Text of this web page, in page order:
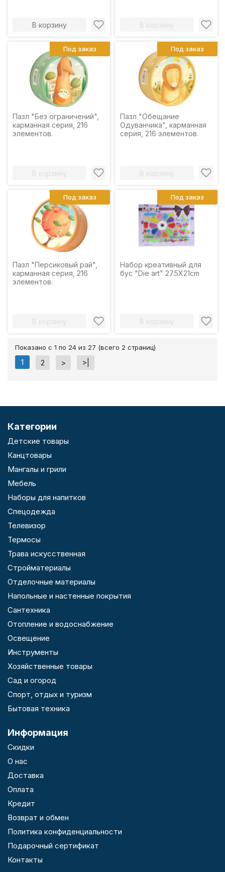
В корзину В корзину
Пазл "Без ограничений",
карманная серия, 216
элементов.
В корзину
Под заказ
Пазл "Обещание
Одуванчика", карманная
серия, 216 элементов.
В корзину
Под заказ
Пазл "Персиковый рай",
карманная серия, 216
элементов.
В корзину
Под заказ
Набор креативный для
бус "Die art" 27.5X21cm
В корзину
Под заказ
Показано с 1 по 24 из 27 (всего 2 страниц)
1 2 > >|
Категории
Детские товары
Канцтовары
Мангалы и грили
Мебель
Наборы для напитков
Спецодежда
Телевизор
Термосы
Трава искусственная
Стройматериалы
Отделочные материалы
Напольные и настенные покрытия
Сантехника
Отопление и водоснабжение
Освещение
Инструменты
Хозяйственные товары
Сад и огород
Спорт, отдых и туризм
Бытовая техника
Информация
Скидки
О нас
Доставка
Оплата
Кредит
Возврат и обмен
Политика конфиденциальности
Подарочный сертификат
Контакты